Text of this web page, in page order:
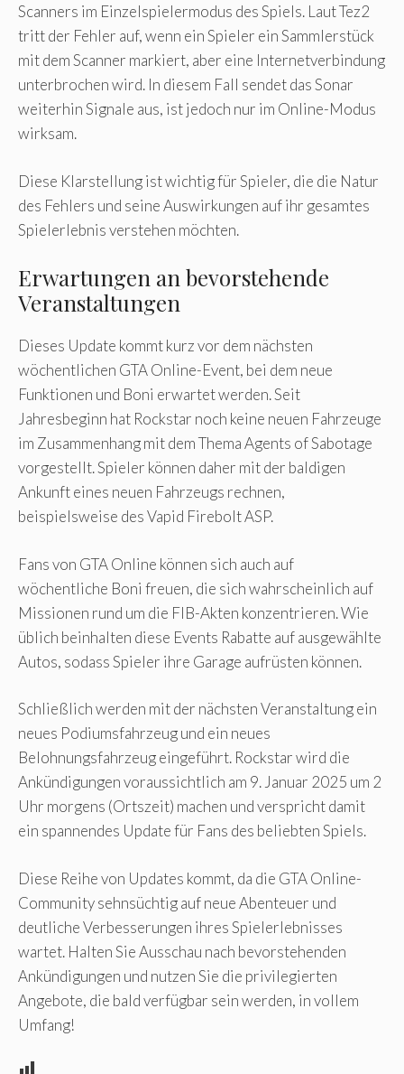
Scanners im Einzelspielermodus des Spiels. Laut Tez2
tritt der Fehler auf, wenn ein Spieler ein Sammlerstück
mit dem Scanner markiert, aber eine Internetverbindung
unterbrochen wird. In diesem Fall sendet das Sonar
weiterhin Signale aus, ist jedoch nur im Online-Modus
wirksam.
Diese Klarstellung ist wichtig für Spieler, die die Natur
des Fehlers und seine Auswirkungen auf ihr gesamtes
Spielerlebnis verstehen möchten.
Erwartungen an bevorstehende
Veranstaltungen
Dieses Update kommt kurz vor dem nächsten
wöchentlichen GTA Online-Event, bei dem neue
Funktionen und Boni erwartet werden. Seit
Jahresbeginn hat Rockstar noch keine neuen Fahrzeuge
im Zusammenhang mit dem Thema Agents of Sabotage
vorgestellt. Spieler können daher mit der baldigen
Ankunft eines neuen Fahrzeugs rechnen,
beispielsweise des Vapid Firebolt ASP.
Fans von GTA Online können sich auch auf
wöchentliche Boni freuen, die sich wahrscheinlich auf
Missionen rund um die FIB-Akten konzentrieren. Wie
üblich beinhalten diese Events Rabatte auf ausgewählte
Autos, sodass Spieler ihre Garage aufrüsten können.
Schließlich werden mit der nächsten Veranstaltung ein
neues Podiumsfahrzeug und ein neues
Belohnungsfahrzeug eingeführt. Rockstar wird die
Ankündigungen voraussichtlich am 9. Januar 2025 um 2
Uhr morgens (Ortszeit) machen und verspricht damit
ein spannendes Update für Fans des beliebten Spiels.
Diese Reihe von Updates kommt, da die GTA Online-
Community sehnsüchtig auf neue Abenteuer und
deutliche Verbesserungen ihres Spielerlebnisses
wartet. Halten Sie Ausschau nach bevorstehenden
Ankündigungen und nutzen Sie die privilegierten
Angebote, die bald verfügbar sein werden, in vollem
Umfang!